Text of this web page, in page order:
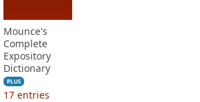
Mounce's
Complete
Expository
Dictionary
PLUS
17 entries